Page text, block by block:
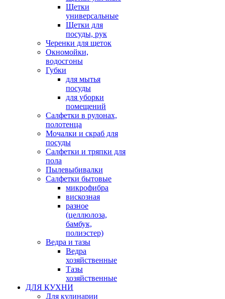
Щетки
универсальные
Щетки для
посуды, рук
Черенки для щеток
Окномойки,
водосгоны
Губки
для мытья
посуды
для уборки
помещений
Салфетки в рулонах,
полотенца
Мочалки и скраб для
посуды
Салфетки и тряпки для
пола
Пылевыбивалки
Салфетки бытовые
микрофибра
вискозная
разное
(целлюлоза,
бамбук,
полиэстер)
Ведра и тазы
Ведра
хозяйственные
Тазы
хозяйственные
ДЛЯ КУХНИ
Для кулинарии